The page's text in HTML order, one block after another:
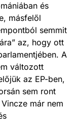
és
másfelől
semmit
az, hogy ott
A
változott
az EP-ben,
sem ront
már nem